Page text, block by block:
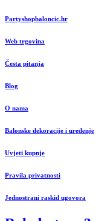
Partyshopbaloncic.hr
Web trgovina
Česta pitanja
Blog
O nama
Balonske dekoracije i uređenje
Uvjeti kupnje
Pravila privatnosti
Jednostrani raskid ugovora